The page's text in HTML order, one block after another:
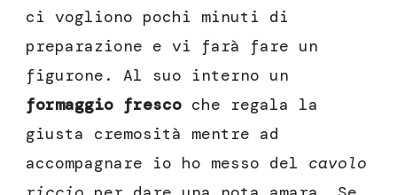
ci vogliono pochi minuti di
preparazione e vi farà fare un
figurone. Al suo interno un
formaggio fresco che regala la
giusta cremosità mentre ad
accompagnare io ho messo del cavolo